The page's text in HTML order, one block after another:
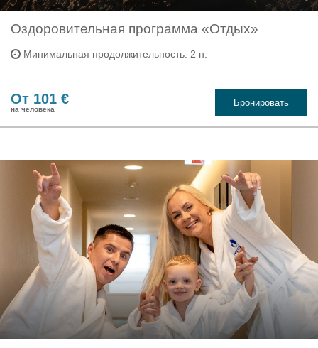
Оздоровительная программа «Отдых»
Минимальная продолжительность: 2 н.
От 101 €
на человека
Бронировать